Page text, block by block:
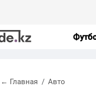
← Главная Авто